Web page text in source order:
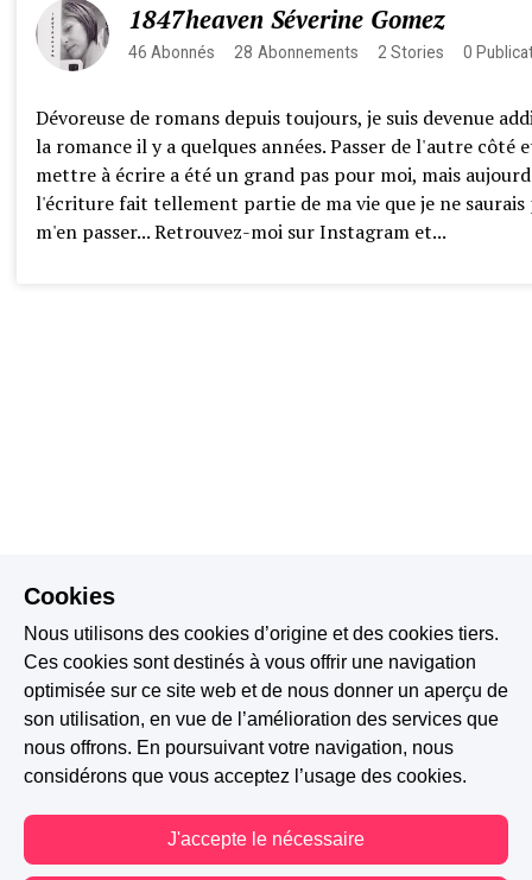
1847heaven Séverine Gomez
46 Abonnés 28 Abonnements 2 Stories 0
Dévoreuse de romans depuis toujours, je suis devenue
la romance il y a quelques années. Passer de l'autre côté
mettre à écrire a été un grand pas pour moi, mais
l'écriture fait tellement partie de ma vie que je ne saurais
m'en passer... Retrouvez-moi sur Instagram et...
Cookies
Nous utilisons des cookies d’origine et des cookies tiers.
Ces cookies sont destinés à vous offrir une navigation
optimisée sur ce site web et de nous donner un aperçu de
son utilisation, en vue de l’amélioration des services que
nous offrons. En poursuivant votre navigation, nous
considérons que vous acceptez l’usage des cookies.
J'accepte le nécessaire